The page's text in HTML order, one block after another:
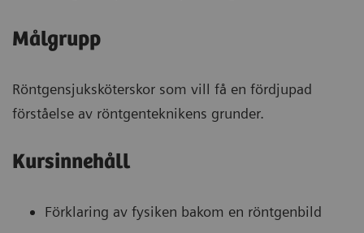
Målgrupp
Röntgensjuksköterskor som vill få en fördjupad
förståelse av röntgenteknikens grunder.
Kursinnehåll
Förklaring av fysiken bakom en röntgenbild